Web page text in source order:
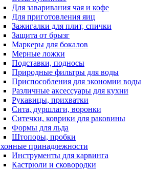
Для заваривания чая и кофе
Для приготовления яиц
Зажигалки для плит, спички
Защита от брызг
Маркеры для бокалов
Мерные ложки
Подставки, подносы
Природные фильтры для воды
Приспособления для экономии воды
Различные аксессуары для кухни
Рукавицы, прихватки
Сита, дуршлаги, воронки
Ситечки, коврики для раковины
Формы для льда
Штопоры, пробки
принадлежности
Инструменты для карвинга
Кастрюли и сковородки